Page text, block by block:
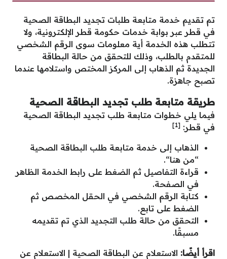
تم تقديم خدمة متابعة طلبات تجديد البطاقة الصحية
في قطر عبر بوابة خدمات حكومة قطر الإلكترونية، ولا
تتطلب هذه الخدمة أية معلومات سوى الرقم الشخصي
للمتقدم بالطلب، وذلك للتحقق من حالة البطاقة
الجديدة ثم الذهاب إلى المركز المختص واستلامها عندما
تصبح جاهزة.
طريقة متابعة طلب تجديد البطاقة الصحية
فيما يلي خطوات متابعة طلب تجديد البطاقة الصحية
في قطر: [1]
الذهاب إلى خدمة متابعة طلب البطاقة الصحية
“من هنا“.
قراءة التفاصيل ثم الضغط على رابط الخدمة الظاهر
في الصفحة.
كتابة الرقم الشخصي في الحقل المخصص ثم
الضغط على تابع.
التحقق من حالة طلب التجديد الذي تم تقديمه
مسبقًا.
اقرأ أيضًا: الاستعلام عن البطاقة الصحية | الاستعلام عن